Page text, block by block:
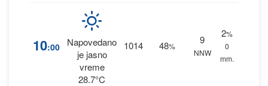
10:00
Napovedano
je jasno
vreme
28.7°C
1014 48%
9
NNW
2%
0
mm.